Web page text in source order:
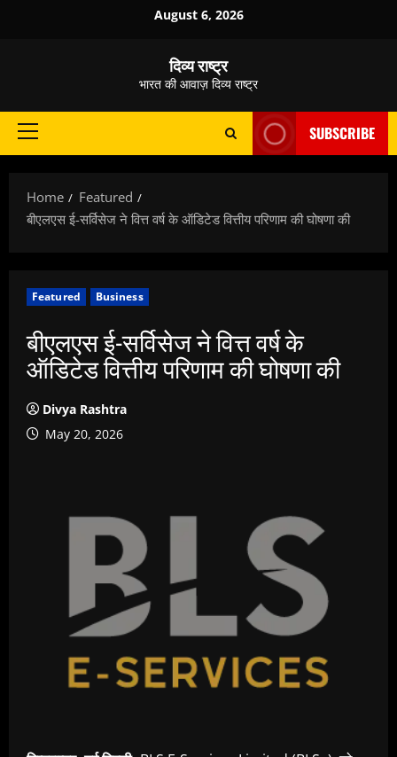
August 6, 2026
दिव्य राष्ट्र
भारत की आवाज़ दिव्य राष्ट्र
Primary
SUBSCRIBE
Home
Featured
बीएलएस ई-सर्विसेज ने वित्त वर्ष के ऑडिटेड वित्तीय परिणाम की घोषणा की
Featured Business
बीएलएस ई-सर्विसेज ने वित्त वर्ष के
ऑडिटेड वित्तीय परिणाम की घोषणा की
Divya Rashtra
May 20, 2026